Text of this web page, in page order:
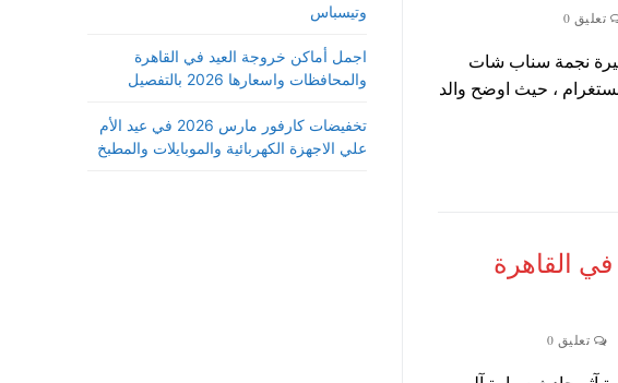
تعليق 0
نجمة سناب شات
، حيث اوضح والد
القاهرة
تعليق 0
وتيسباس
اجمل أماكن خروجة العيد في القاهرة
والمحافظات واسعارها 2026 بالتفصيل
تخفيضات كارفور مارس 2026 في عيد الأم
علي الاجهزة الكهربائية والموبايلات والمطبخ